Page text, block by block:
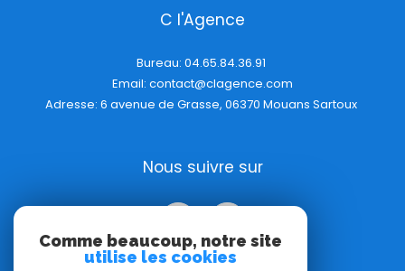
C l'Agence
Bureau: 04.65.84.36.91
Email: contact@clagence.com
Adresse: 6 avenue de Grasse, 06370 Mouans Sartoux
Nous suivre sur
Comme beaucoup, notre site
utilise les cookies